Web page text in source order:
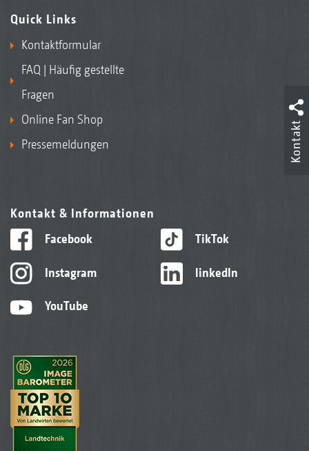
Quick Links
Kontaktformular
FAQ | Häufig gestellte
Fragen
Online Fan Shop
Pressemeldungen
Kontakt & Informationen
Facebook
Instagram
YouTube
TikTok
linkedIn
Kontakt